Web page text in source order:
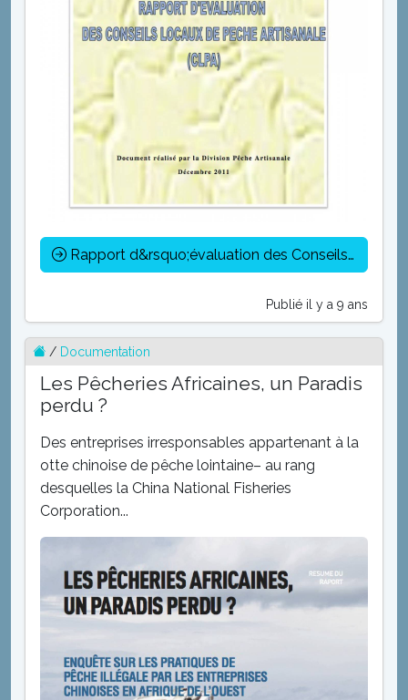
Rapport d&rsquo;évaluation des Conseils Locaux de Pêche Artisanale (CLPA)
Publié il y a 9 ans
/ Documentation
Les Pêcheries Africaines, un Paradis
perdu ?
Des entreprises irresponsables appartenant à la
otte chinoise de pêche lointaine– au rang
desquelles la China National Fisheries
Corporation...